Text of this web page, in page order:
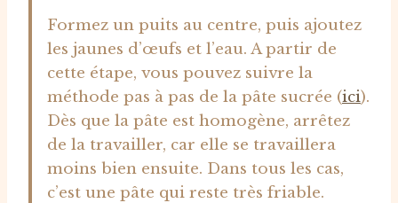
Formez un puits au centre, puis ajoutez
les jaunes d’œufs et l’eau. A partir de
cette étape, vous pouvez suivre la
méthode pas à pas de la pâte sucrée (ici).
Dès que la pâte est homogène, arrêtez
de la travailler, car elle se travaillera
moins bien ensuite. Dans tous les cas,
c’est une pâte qui reste très friable.